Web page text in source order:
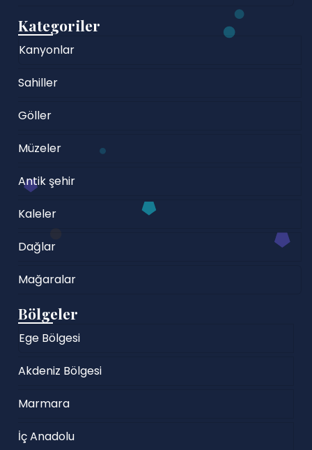
Kategoriler
Kanyonlar
Sahiller
Göller
Müzeler
Antik şehir
Kaleler
Dağlar
Mağaralar
Bölgeler
Ege Bölgesi
Akdeniz Bölgesi
Marmara
İç Anadolu